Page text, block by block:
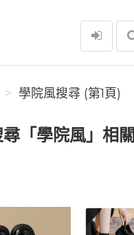
學院風搜尋 (第1頁)
尋「學院風」相